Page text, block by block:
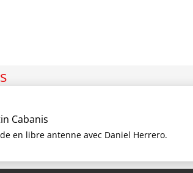
Cabanis
en libre antenne avec Daniel Herrero.